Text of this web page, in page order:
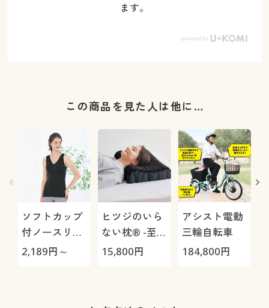
ます。
この商品を見た人は他に…
ソフトカップ
付ノースリー
ブ(綿100%素
2,189円～
ヒツジのいら
ない枕® -至
極-
15,800円
アシスト電動
三輪自転車
184,800円